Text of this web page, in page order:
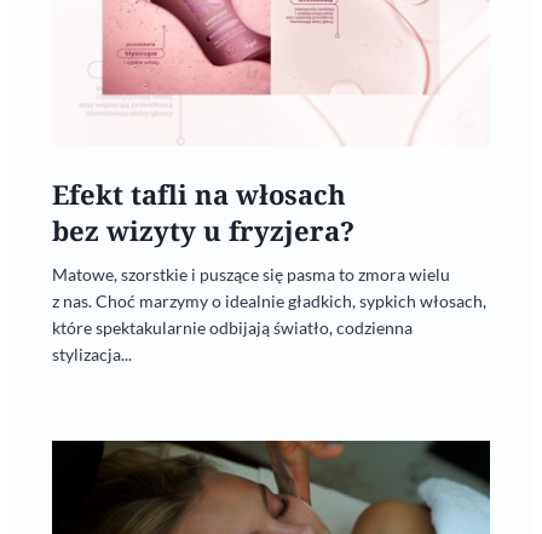
Efekt tafli na włosach
bez wizyty u fryzjera?
Matowe, szorstkie i puszące się pasma to zmora wielu
z nas. Choć marzymy o idealnie gładkich, sypkich włosach,
które spektakularnie odbijają światło, codzienna
stylizacja...